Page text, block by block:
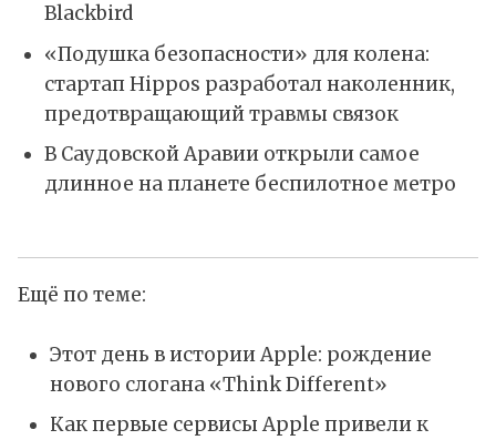
Blackbird
«Подушка безопасности» для колена:
стартап Hippos разработал наколенник,
предотвращающий травмы связок
В Саудовской Аравии открыли самое
длинное на планете беспилотное метро
Ещё по теме:
Этот день в истории Apple: рождение
нового слогана «Think Different»
Как первые сервисы Apple привели к